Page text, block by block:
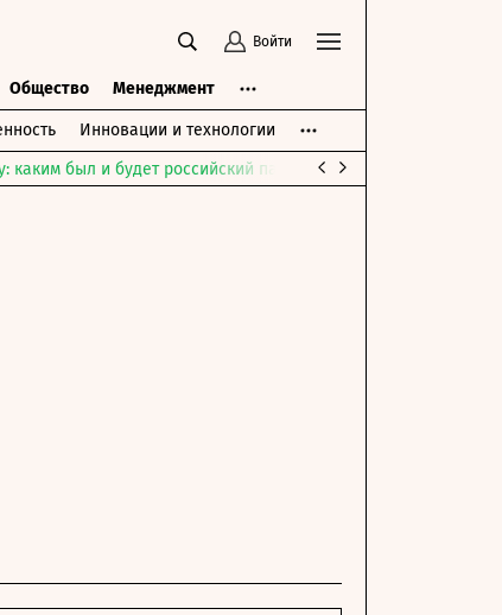
Войти
Общество Менеджмент
Инновации и технологии
каким был и будет российский парламент